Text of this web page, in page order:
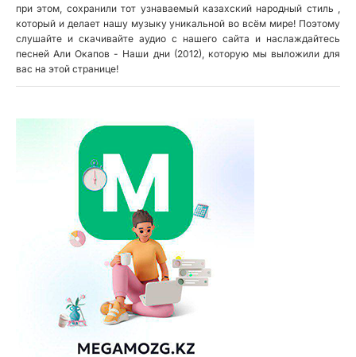
при этом, сохранили тот узнаваемый казахский народный стиль ,
который и делает нашу музыку уникальной во всём мире! Поэтому
слушайте и скачивайте аудио с нашего сайта и наслаждайтесь
песней Али Окапов - Наши дни (2012), которую мы выложили для
вас на этой странице!